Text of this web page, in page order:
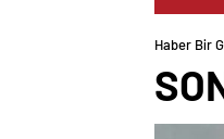
Haber Bir